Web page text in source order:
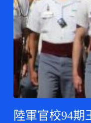
陸軍官校94期